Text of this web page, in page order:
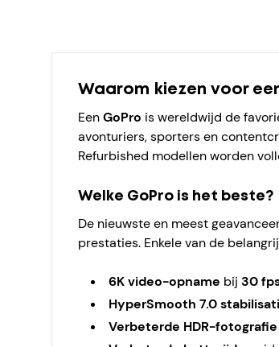
Waarom kiezen voor
EenGoPro is wereldwijd de
avonturiers, sporters en
Refurbished modellen worden
Welke GoPro is het beste?
De nieuwste en meest
prestaties. Enkele van de
6K video-opname bij 30
HyperSmooth 7.0
Verbeterde HDR-fotografie